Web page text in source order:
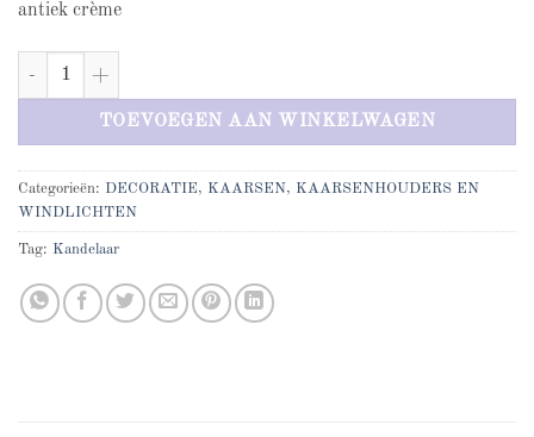
antiek crème
Kandelaar ( groot ) aantal
TOEVOEGEN AAN WINKELWAGEN
Categorieën: DECORATIE, KAARSEN, KAARSENHOUDERS EN
WINDLICHTEN
Tag: Kandelaar